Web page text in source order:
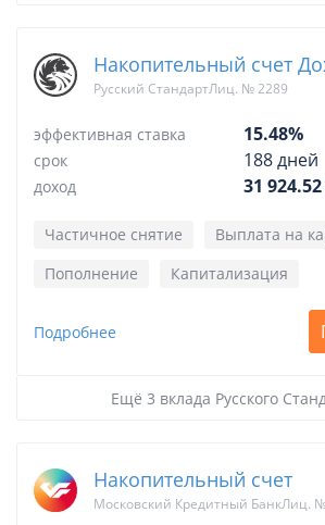
Накопительный счет
Русский СтандартЛиц. № 2289
15.48%
эффективная ставка
188 дней
срок
31
доход
Частичное снятие
Выплата на
Пополнение
Капитализация
Подробнее
Ещё 3 вклада Русского
Накопительный счет
Московский Кредитный БанкЛиц.